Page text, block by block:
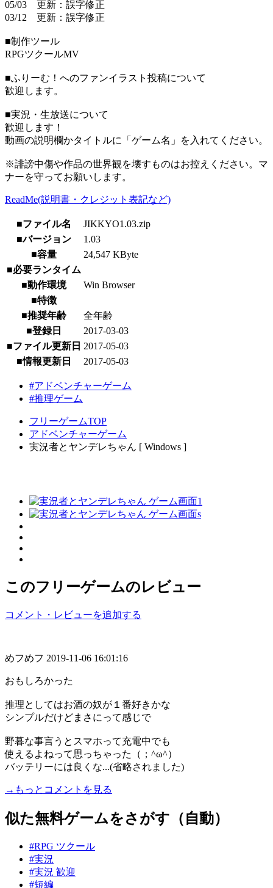
05/03 更新：誤字修正
03/12 更新：誤字修正
■制作ツール
RPGツクールMV
■ふりーむ！へのファンイラスト投稿について
歓迎します。
■実況・生放送について
歓迎します！
動画の説明欄かタイトルに「ゲーム名」を入れてください。
※誹謗中傷や作品の世界観を壊すものはお控えください。マ
ナーを守ってお願いします。
ReadMe(説明書・クレジット表記など)
■ファイル名
JIKKYO1.03.zip
■バージョン
1.03
■容量
24,547 KByte
■必要ランタイム
■動作環境
Win Browser
■特徴
■推奨年齢
全年齢
■登録日
2017-03-03
■ファイル更新日 2017-05-03
■情報更新日
2017-05-03
#アドベンチャーゲーム
#推理ゲーム
フリーゲームTOP
アドベンチャーゲーム
実況者とヤンデレちゃん [ Windows ]
このフリーゲームのレビュー
コメント・レビューを追加する
めフめフ 2019-11-06 16:01:16
おもしろかった
推理としてはお酒の奴が１番好きかな
シンプルだけどまさにって感じで
野暮な事言うとスマホって充電中でも
使えるよねって思っちゃった（；^ω^）
バッテリーには良くな...(省略されました)
→もっとコメントを見る
似た無料ゲームをさがす（自動）
#RPG ツクール
#実況
#実況 歓迎
#短編